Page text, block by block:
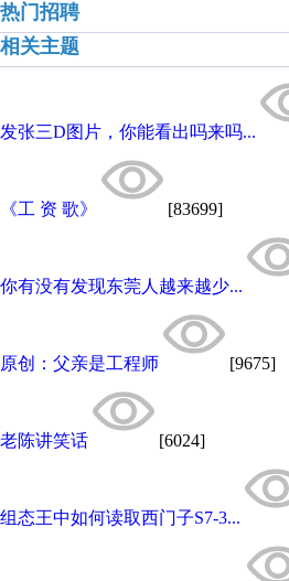
热门招聘
相关主题
发张三D图片，你能看出吗来吗...
《工 资 歌》 [83699]
你有没有发现东莞人越来越少...
原创：父亲是工程师 [9675]
老陈讲笑话 [6024]
组态王中如何读取西门子S7-3...